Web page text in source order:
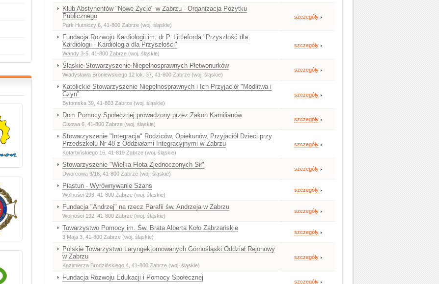
Klub Abstynentów "Nowe Życie" w Zabrzu - Organizacja Pożytku
Publicznego
Park Hutniczy 6 , 41-800 Zabrze (woj. śląskie)
szczegóły
Fundacja Rozwoju Kardiologii im. dr P. Littleforda "Przyszłość dla
Kardiologii - Kardiologia dla Przyszłości"
Wandy 3-5 , 41-800 Zabrze (woj. śląskie)
szczegóły
Śląskie Stowarzyszenie Niepełnosprawnych Płetwonurków
Władysława Broniewskiego 12 lok. 37 , 41-800 Zabrze (woj. śląskie)
szczegóły
Katolickie Stowarzyszenie Niepełnosprawnych i Ich Przyjaciół "Modlitwa i
Czyn"
Bytomska 39 , 41-803 Zabrze (woj. śląskie)
szczegóły
Dom Pomocy Społecznej prowadzony przez Zakon Kamilianów
Cisowa 6 , 41-800 Zabrze (woj. śląskie)
szczegóły
Stowarzyszenie "Integracja" Rodziców, Opiekunów, Przyjaciół Dzieci przy
Przedszkolu Nr 48 z Oddziałami Integracyjnymi w Zabrzu
Kotarbińskiego 16 , 41-819 Zabrze (woj. śląskie)
szczegóły
Stowarzyszenie "Wielka Flota Zjednoczonych Sił"
Dworcowa 9/16 , 41-800 Zabrze (woj. śląskie)
szczegóły
Piastun - Wyrównywanie Szans
Wolności 293 , 41-800 Zabrze (woj. śląskie)
szczegóły
Fundacja "Andrzej" na rzecz Parafii św. Andrzeja w Zabrzu
Wolności 192 , 41-800 Zabrze (woj. śląskie)
szczegóły
Towarzystwo Pomocy im. Św. Brata Alberta Koło Zabrzańskie
3 Maja 3 , 41-800 Zabrze (woj. śląskie)
szczegóły
Polskie Towarzystwo Laryngektomowanych Górnośląski Oddział Rejonowy
w Zabrzu
Kazimierza Brodzińskiego 4 , 41-800 Zabrze (woj. śląskie)
szczegóły
Fundacja Rozwoju Edukacji i Pomocy Społecznej
szczegóły